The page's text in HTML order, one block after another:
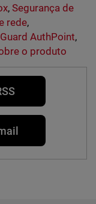
,Segurança de
rede,
AuthPoint,
o produto